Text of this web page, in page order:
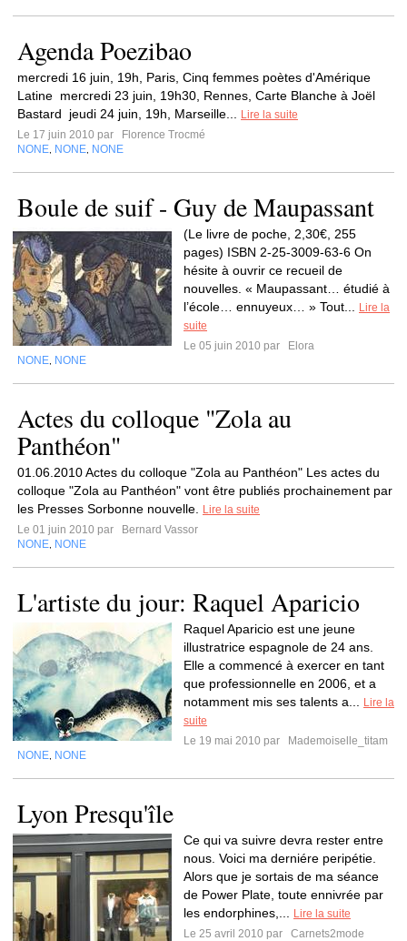
Agenda Poezibao
mercredi 16 juin, 19h, Paris, Cinq femmes poètes d'Amérique
Latine mercredi 23 juin, 19h30, Rennes, Carte Blanche à Joël
Bastard jeudi 24 juin, 19h, Marseille...
Lire la suite
Le 17 juin 2010 par
Florence Trocmé
NONE NONE NONE
Boule de suif - Guy de Maupassant
(Le livre de poche, 2,30€, 255
pages) ISBN 2-25-3009-63-6 On
hésite à ouvrir ce recueil de
nouvelles. « Maupassant… étudié à
l’école… ennuyeux… » Tout...
Lire la
suite
Le 05 juin 2010 par
Elora
NONE NONE
Actes du colloque "Zola au
Panthéon"
01.06.2010 Actes du colloque "Zola au Panthéon" Les actes du
colloque "Zola au Panthéon" vont être publiés prochainement par
les Presses Sorbonne nouvelle.
Lire la suite
Le 01 juin 2010 par
Bernard Vassor
NONE NONE
L'artiste du jour: Raquel Aparicio
Raquel Aparicio est une jeune
illustratrice espagnole de 24 ans.
Elle a commencé à exercer en tant
que professionnelle en 2006, et a
notamment mis ses talents a...
Lire la
suite
Le 19 mai 2010 par
Mademoiselle_titam
NONE NONE
Lyon Presqu'île
Ce qui va suivre devra rester entre
nous. Voici ma derniére peripétie.
Alors que je sortais de ma séance
de Power Plate, toute ennivrée par
les endorphines,...
Lire la suite
Le 25 avril 2010 par
Carnets2mode